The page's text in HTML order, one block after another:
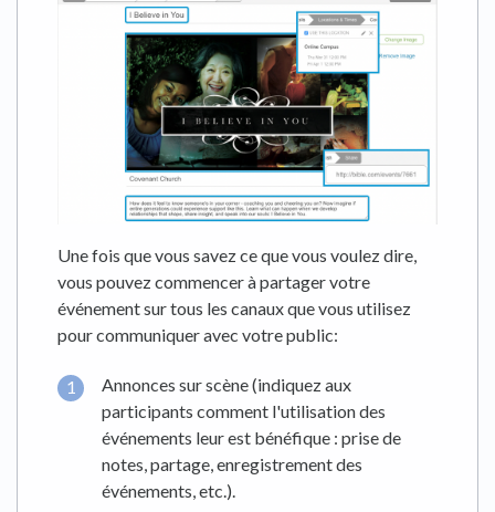
Une fois que vous savez ce que vous voulez dire,
vous pouvez commencer à partager votre
événement sur tous les canaux que vous utilisez
pour communiquer avec votre public:
Annonces sur scène (indiquez aux
participants comment l'utilisation des
événements leur est bénéfique : prise de
notes, partage, enregistrement des
événements, etc.).